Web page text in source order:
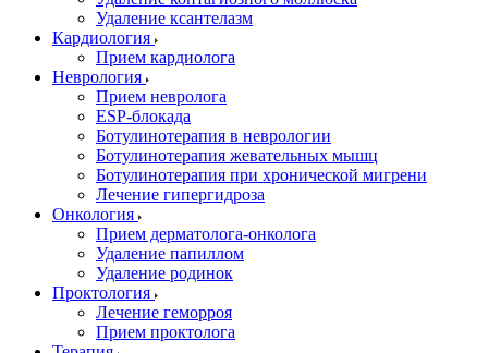
Удаление ксантелазм
Кардиология
Прием кардиолога
Неврология
Прием невролога
ESP-блокада
Ботулинотерапия в неврологии
Ботулинотерапия жевательных мышц
Ботулинотерапия при хронической мигрени
Лечение гипергидроза
Онкология
Прием дерматолога-онколога
Удаление папиллом
Удаление родинок
Проктология
Лечение геморроя
Прием проктолога